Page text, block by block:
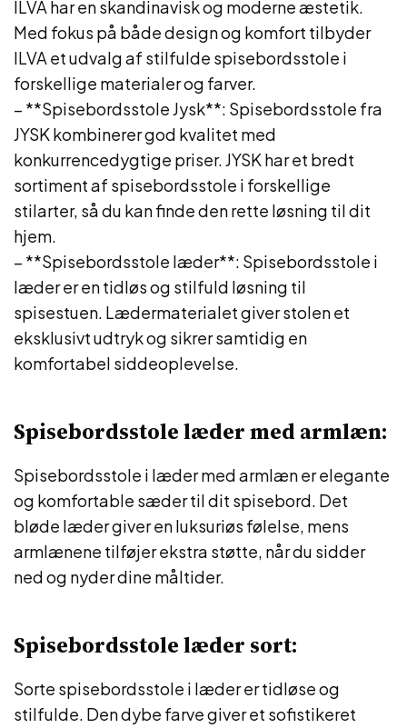
ILVA har en skandinavisk og moderne æstetik.
Med fokus på både design og komfort tilbyder
ILVA et udvalg af stilfulde spisebordsstole i
forskellige materialer og farver.
– **Spisebordsstole Jysk**: Spisebordsstole fra
JYSK kombinerer god kvalitet med
konkurrencedygtige priser. JYSK har et bredt
sortiment af spisebordsstole i forskellige
stilarter, så du kan finde den rette løsning til dit
hjem.
– **Spisebordsstole læder**: Spisebordsstole i
læder er en tidløs og stilfuld løsning til
spisestuen. Lædermaterialet giver stolen et
eksklusivt udtryk og sikrer samtidig en
komfortabel siddeoplevelse.
Spisebordsstole læder med armlæn:
Spisebordsstole i læder med armlæn er elegante
og komfortable sæder til dit spisebord. Det
bløde læder giver en luksuriøs følelse, mens
armlænene tilføjer ekstra støtte, når du sidder
ned og nyder dine måltider.
Spisebordsstole læder sort:
Sorte spisebordsstole i læder er tidløse og
stilfulde. Den dybe farve giver et sofistikeret